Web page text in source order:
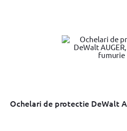
Ochelari de protectie DeWalt